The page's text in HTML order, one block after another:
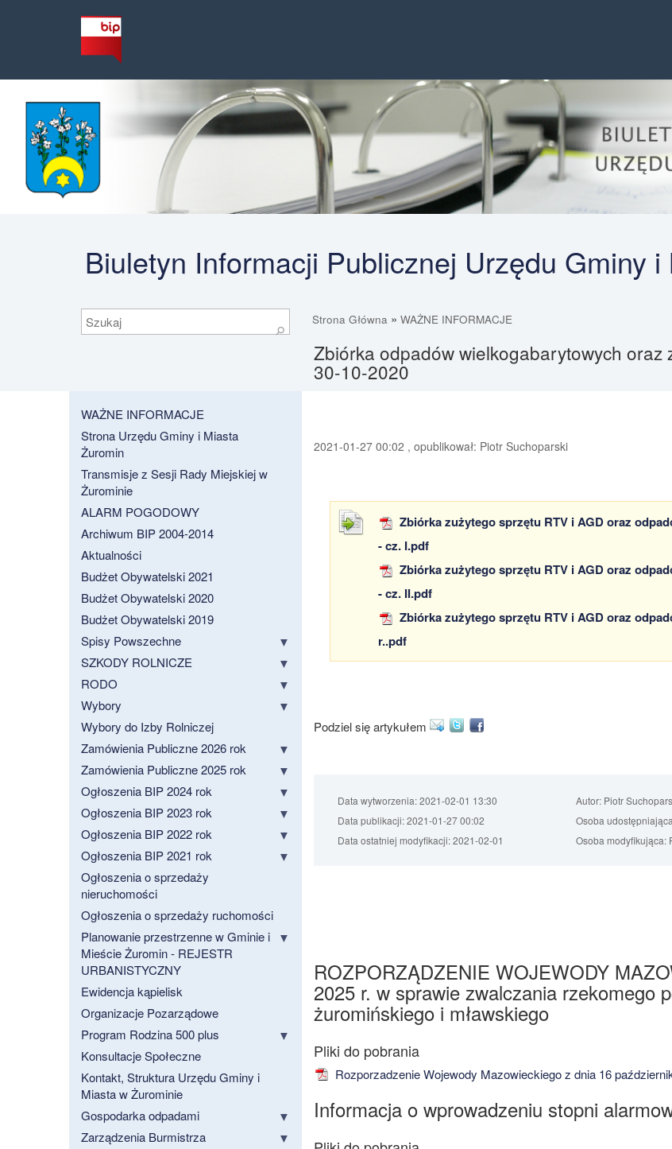
Biuletyn Informacji Publicznej Urzędu Gminy
Szukaj
⚲
Strona Główna » WAŻNE INFORMACJE
Zbiórka odpadów wielkogabarytowych oraz
30-10-2020
WAŻNE INFORMACJE
Strona Urzędu Gminy i Miasta
Żuromin
Transmisje z Sesji Rady Miejskiej w
Żurominie
ALARM POGODOWY
Archiwum BIP 2004-2014
Aktualności
Budżet Obywatelski 2021
Budżet Obywatelski 2020
Budżet Obywatelski 2019
Spisy Powszechne
SZKODY ROLNICZE
RODO
Wybory
Wybory do Izby Rolniczej
Zamówienia Publiczne 2026 rok
Zamówienia Publiczne 2025 rok
Ogłoszenia BIP 2024 rok
Ogłoszenia BIP 2023 rok
Ogłoszenia BIP 2022 rok
Ogłoszenia BIP 2021 rok
Ogłoszenia o sprzedaży
nieruchomości
Ogłoszenia o sprzedaży ruchomości
Planowanie przestrzenne w Gminie i
Mieście Żuromin - REJESTR
URBANISTYCZNY
Ewidencja kąpielisk
Organizacje Pozarządowe
Program Rodzina 500 plus
Konsultacje Społeczne
Kontakt, Struktura Urzędu Gminy i
Miasta w Żurominie
Gospodarka odpadami
Zarządzenia Burmistrza
2021-01-27 00:02 , opublikował: Piotr Suchoparski
Zbiórka zużytego sprzętu RTV i AGD oraz
- cz. I.pdf
Zbiórka zużytego sprzętu RTV i AGD oraz
- cz. II.pdf
Zbiórka zużytego sprzętu RTV i AGD oraz
r..pdf
Podziel się artykułem
Data wytworzenia:2021-02-01 13:30 Autor:Piotr
Data publikacji:2021-01-27 00:02 Osoba
Data ostatniej modyfikacji:2021-02-01 Osoba modyfikująca:
ROZPORZĄDZENIE WOJEWODY
2025 r. w sprawie zwalczania rzekomego
żuromińskiego i mławskiego
Rozporzadzenie Wojewody Mazowieckiego z dnia 16
Informacja o wprowadzeniu stopni